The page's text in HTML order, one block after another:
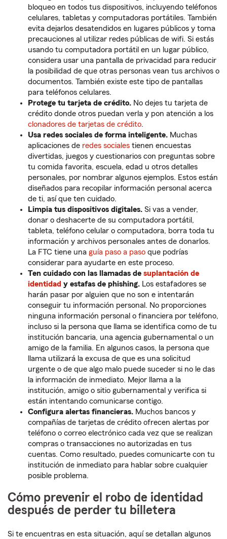
bloqueo en todos tus dispositivos, incluyendo teléfonos
celulares, tabletas y computadoras portátiles. También
evita dejarlos desatendidos en lugares públicos y toma
precauciones al utilizar redes públicas de wifi. Si estás
usando tu computadora portátil en un lugar público,
considera usar una pantalla de privacidad para reducir
la posibilidad de que otras personas vean tus archivos o
documentos. También existe este tipo de pantallas
para teléfonos celulares.
Protege tu tarjeta de crédito. No dejes tu tarjeta de
crédito donde otros puedan verla y pon atención a los
clonadores de tarjetas de crédito.
Usa redes sociales de forma inteligente. Muchas
aplicaciones de redes sociales tienen encuestas
divertidas, juegos y cuestionarios con preguntas sobre
tu comida favorita, escuela, edad u otros detalles
personales, por nombrar algunos ejemplos. Estos están
diseñados para recopilar información personal acerca
de ti, así que ten cuidado.
Limpia tus dispositivos digitales. Si vas a vender,
donar o deshacerte de su computadora portátil,
tableta, teléfono celular o computadora, borra toda tu
información y archivos personales antes de donarlos.
La FTC tiene una guía paso a paso que podrías
considerar para ayudarte en este proceso.
Ten cuidado con las llamadas de suplantación de
identidad y estafas de phishing. Los estafadores se
harán pasar por alguien que no son e intentarán
conseguir tu información personal. No proporciones
ninguna información personal o financiera por teléfono,
incluso si la persona que llama se identifica como de tu
institución bancaria, una agencia gubernamental o un
amigo de la familia. En algunos casos, la persona que
llama utilizará la excusa de que es una solicitud
urgente o de que algo malo puede suceder si no le das
la información de inmediato. Mejor llama a la
institución, amigo o sitio gubernamental y verifica si
están intentando comunicarse contigo.
Configura alertas financieras. Muchos bancos y
compañías de tarjetas de crédito ofrecen alertas por
teléfono o correo electrónico cada vez que se realizan
compras o transacciones no autorizadas en tus
cuentas. Como resultado, puedes comunicarte con tu
institución de inmediato para hablar sobre cualquier
posible problema.
Cómo prevenir el robo de identidad
después de perder tu billetera
Si te encuentras en esta situación, aquí se detallan algunos